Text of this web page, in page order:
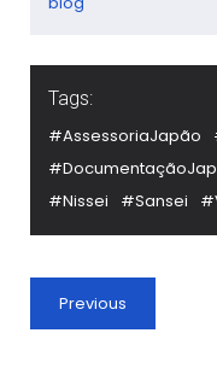
Tags:
#AssessoriaJapão
#Nissei
#Sansei
Previous